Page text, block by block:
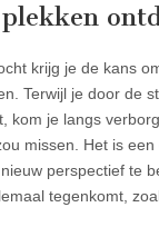
krijg je de kans
Terwijl je door de
kom je langs
missen. Het is
perspectief te
tegenkomt,